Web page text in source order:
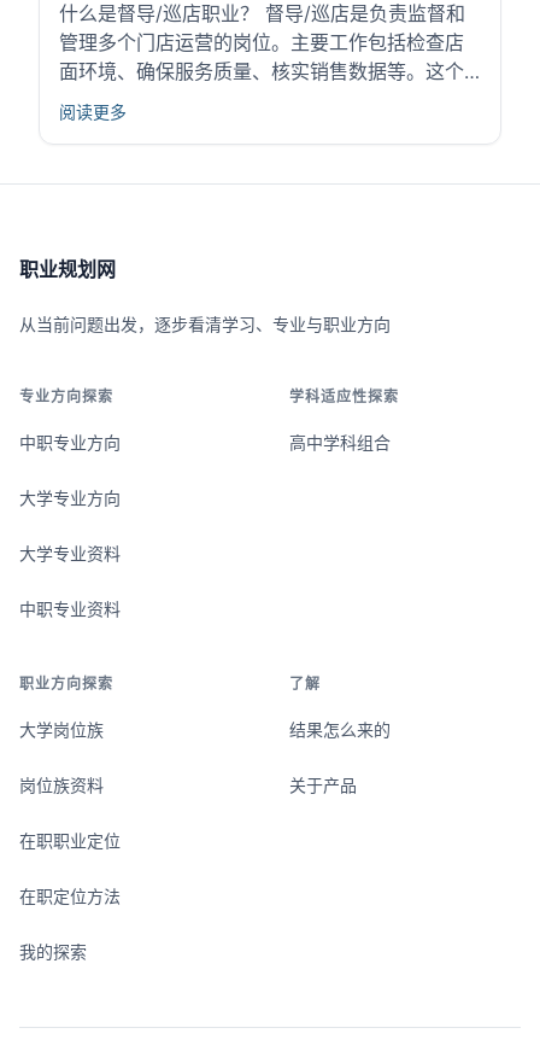
什么是督导/巡店职业？ 督导/巡店是负责监督和
管理多个门店运营的岗位。主要工作包括检查店
面环境、确保服务质量、核实销售数据等。这个
岗位常见于零售、餐饮和连锁服务行业。督导/巡
角色，对企业业绩和顾客满意度影响明显。因
阅读更多
职业规划网
从当前问题出发，逐步看清学习、专业与职业方向
专业方向探索
中职专业方向
大学专业方向
大学专业资料
中职专业资料
学科适应性探索
高中学科组合
职业方向探索
大学岗位族
岗位族资料
在职职业定位
在职定位方法
我的探索
了解
结果怎么来的
关于产品